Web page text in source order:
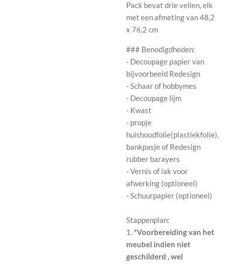
Pack bevat drie vellen, elk
met een afmeting van 48,2
x 76,2 cm
### Benodigdheden:
- Decoupage papier van
bijvoorbeeld Redesign
- Schaar of hobbymes
- Decoupage lijm
- Kwast
- propje
huishoudfolie(plastiekfolie),
bankpasje of Redesign
rubber barayers
- Vernis of lak voor
afwerking (optioneel)
- Schuurpapier (optioneel)
Stappenplan:
1.*Voorbereiding van het
meubel indien niet
geschilderd , wel